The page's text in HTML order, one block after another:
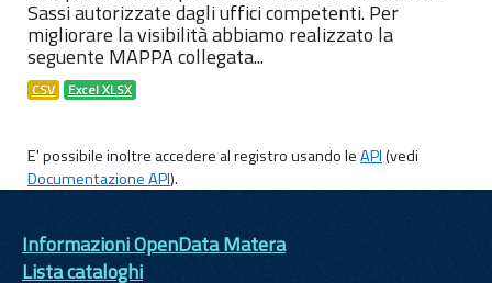
Sassi autorizzate dagli uffici competenti. Per
migliorare la visibilità abbiamo realizzato la
seguente MAPPA collegata...
CSV Excel XLSX
E' possibile inoltre accedere al registro usando leAPI(vedi
Documentazione API).
Informazioni OpenData Matera
Lista cataloghi